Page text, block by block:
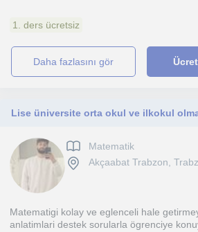
1. ders ücretsiz
daha fazlasını gör
Matematik
Akçaabat Trabzon,
Matematigi kolay ve eglenceli hale
anlatimlari destek sorularla ögrenciye